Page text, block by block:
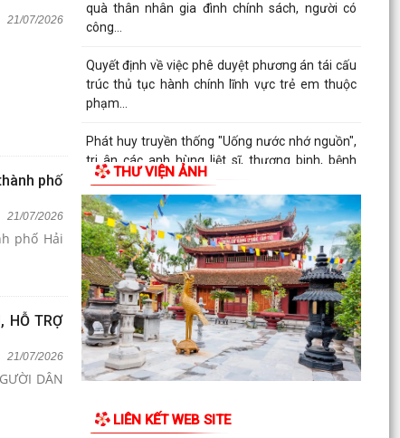
21/07/2026
phố
21/07/2026
phố Hải
HỖ TRỢ
21/07/2026
DÂN
quà thân nhân gia đình chính sách, người có
công...
Quyết định về việc phê duyệt phương án tái cấu
trúc thủ tục hành chính lĩnh vực trẻ em thuộc
phạm...
Phát huy truyền thống "Uống nước nhớ nguồn",
tri ân các anh hùng liệt sĩ, thương binh, bệnh
binh và...
Xã Vĩnh Hải tổ chức Hội nghị gặp mặt, tri ân
nhân kỷ niệm 79 năm Ngày Thương binh - Liệt
sĩ...
THƯ VIỆN ẢNH
LIÊN KẾT WEB SITE